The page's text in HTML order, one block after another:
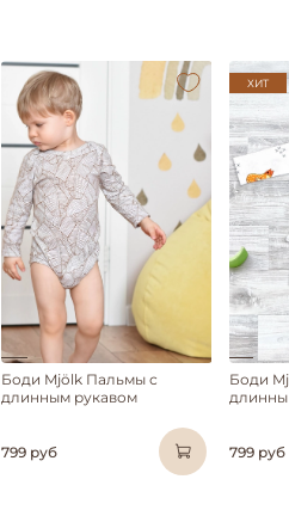
Боди Mjölk Пальмы с
длинным рукавом
799 руб
ХИТ
Боди
799 руб